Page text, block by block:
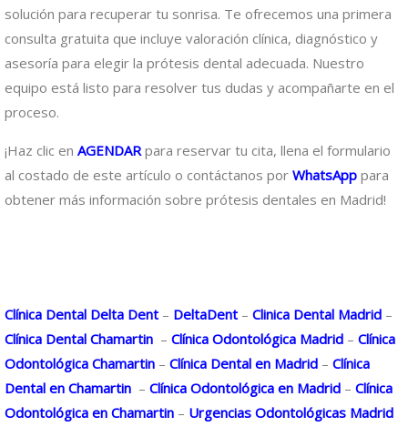
solución para recuperar tu sonrisa. Te ofrecemos una primera
consulta gratuita que incluye valoración clínica, diagnóstico y
asesoría para elegir la prótesis dental adecuada. Nuestro
equipo está listo para resolver tus dudas y acompañarte en el
proceso.
¡Haz clic en AGENDARpara reservar tu cita, llena el formulario
al costado de este artículo o contáctanos por WhatsApp para
obtener más información sobre prótesis dentales en Madrid!
Clínica Dental Delta Dent – DeltaDent – Clinica Dental Madrid –
Clínica Dental Chamartin – Clínica Odontológica Madrid – Clínica
Odontológica Chamartin – Clínica Dental en Madrid – Clínica
Dental en Chamartin – Clínica Odontológica en Madrid – Clínica
Odontológica en Chamartin – Urgencias Odontológicas Madrid